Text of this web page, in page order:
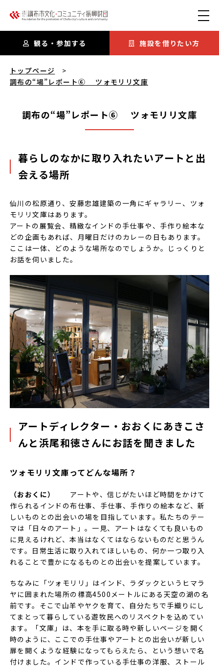
観る・参加する 施設を借りたい方
トップページ
調布の“場”レポート⑥ ツォモリリ文庫
調布の“場”レポート⑥ ツォモリリ文庫
暮らしのなかに取り入れたいアートと出
会える場所
仙川の松原通り、安藤忠雄建築の一角にギャラリー、ツォ
モリリ文庫はあります。
アートの展覧会、精緻なインドの手仕事や、手作り絵本な
どの企画もあれば、月曜日だけのカレーの日もあります。
ここは一体、どのような場所なのでしょうか。じっくりと
お話を伺いました。
アートディレクター・おおくにあきこさ
んと浜尾和徳さんにお話を聞きました
ツォモリリ文庫ってどんな場所？
（おおくに）
アートや、信じがたいほど時間をかけて
作られるインドの布仕事、手仕事、手作りの絵本など、新
しいものとの出会いの場を目指しています。私たちのテー
マは「日々のアート」。一見、アートはなくても良いもの
に見えるけれど、本当はなくてはならないものだと思うん
です。日常生活に取り入れてほしいもの、何か一つ取り入
れることで豊かになるものとの出会いを提案しています。
ちなみに「ツォモリリ」はインド、ラダックというヒマラ
ヤに囲まれた場所の標高4500メートルにある天空の湖の名
前です。そこで山羊やヤクを育て、自分たちで手織りにし
てまとって暮らしている遊牧民へのリスペクトを込めてい
ます。「文庫」は、本を手に取る時や新しいページを開く
時のように、ここでの手仕事やアートとの出会いが新しい
扉を開くような経験になってもらえたら、という想いで名
付けました。インドで作っている手仕事の洋服、ストール
調布の“場”レポート⑥ ツォモリリ文庫